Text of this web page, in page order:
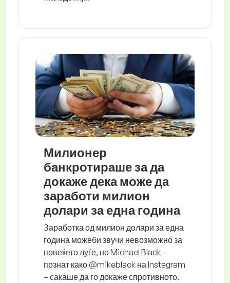
Милионер
банкротираше за да
докаже дека може да
заработи милион
долари за една година
Заработка од милион долари за една
година можеби звучи невозможно за
повеќето луѓе, но Michael Black –
познат како @mikeblack на Instagram
– сакаше да го докаже спротивното.